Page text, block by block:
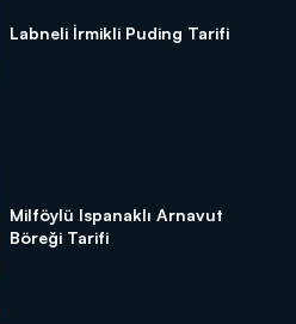
Labneli İrmikli Puding Tarifi
Milföylü Ispanaklı Arnavut
Böreği Tarifi